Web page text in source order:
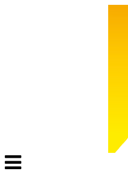
Veksle
navigasjon